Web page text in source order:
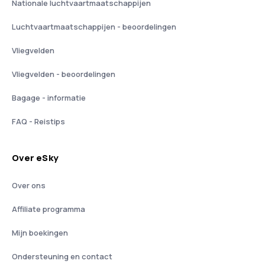
Nationale luchtvaartmaatschappijen
Luchtvaartmaatschappijen - beoordelingen
Vliegvelden
Vliegvelden - beoordelingen
Bagage - informatie
FAQ - Reistips
Over eSky
Over ons
Affiliate programma
Mijn boekingen
Ondersteuning en contact